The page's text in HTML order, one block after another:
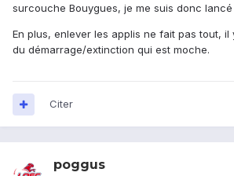
surcouche Bouygues, je me suis donc
En plus, enlever les applis ne fait pas tout, il
du démarrage/extinction qui est moche.
Citer
poggus